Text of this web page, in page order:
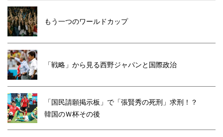
もう一つのワールドカップ
「戦略」から見る西野ジャパンと国際政治
「国民請願掲示板」で「張賢秀の死刑」求刑！？
韓国のＷ杯その後